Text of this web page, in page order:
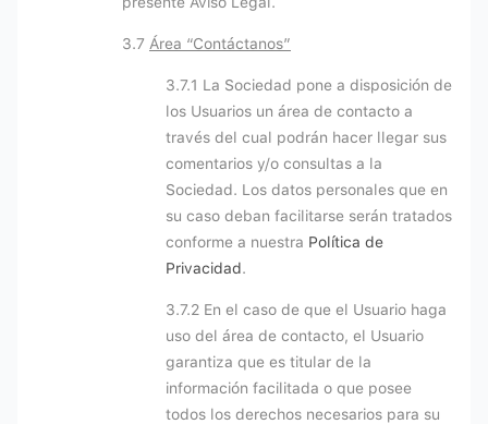
3.7 Área “Contáctanos”
3.7.1 La Sociedad pone a disposición de
los Usuarios un área de contacto a
través del cual podrán hacer llegar sus
comentarios y/o consultas a la
Sociedad. Los datos personales que en
su caso deban facilitarse serán tratados
conforme a nuestra Política de
Privacidad.
3.7.2 En el caso de que el Usuario haga
uso del área de contacto, el Usuario
garantiza que es titular de la
información facilitada o que posee
todos los derechos necesarios para su